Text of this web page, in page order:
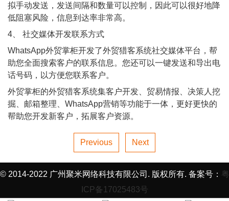
拟手动发送，发送间隔和数量可以控制，因此可以很好地降
低阻塞风险，信息到达率非常高。
4、 社交媒体开发联系方式
WhatsApp外贸掌柜开发了外贸猎客系统社交媒体平台，帮
助您全面搜索客户的联系信息。您还可以一键发送和导出电
话号码，以方便您联系客户。
外贸掌柜的外贸猎客系统集客户开发、贸易情报、决策人挖
掘、邮箱整理、WhatsApp营销等功能于一体，更好更快的
帮助您开发新客户，拓展客户资源。
Previous Next
© 2014-2022 广州聚米网络科技有限公司. 版权所有. 备案号： 粤
ICP备17025483号